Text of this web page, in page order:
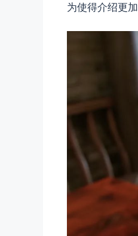
为使得介绍更加